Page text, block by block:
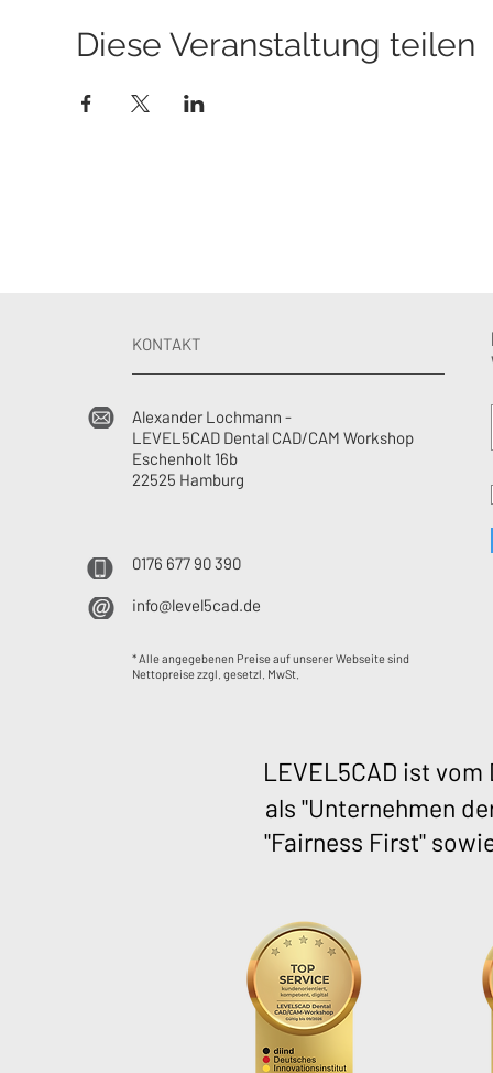
Diese Veranstaltung teilen
KONTAKT
Alexander Lochmann -
LEVEL5CAD Dental CAD/CAM Workshop
Eschenholt 16b
22525 Hamburg
0176 677 90 390
info@level5cad.de
* Alle angegebenen Preise auf unserer Webseite sind
Nettopreise zzgl. gesetzl. MwSt.
LEVEL5CAD ist
als "Unternehmen
"Fairness First"